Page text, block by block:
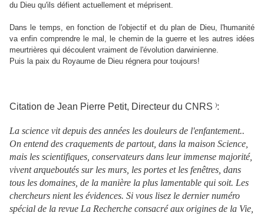
du Dieu qu'ils défient actuellement et méprisent.
Dans le temps, en fonction de l'objectif et du plan de Dieu, l'humanité
va enfin comprendre le mal, le chemin de la guerre et les autres idées
meurtrières qui découlent vraiment de l'évolution darwinienne.
Puis la paix du Royaume de Dieu régnera pour toujours!
Citation de Jean Pierre Petit, Directeur du CNRS ):
La science vit depuis des années les douleurs de l'enfantement..
On entend des craquements de partout, dans la maison Science,
mais les scientifiques, conservateurs dans leur immense majorité,
vivent arqueboutés sur les murs, les portes et les fenêtres, dans
tous les domaines, de la manière la plus lamentable qui soit. Les
chercheurs nient les évidences. Si vous lisez le dernier numéro
spécial de la revue La Recherche consacré aux origines de la Vie,